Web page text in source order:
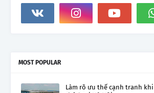
MOST POPULAR
Làm rõ ưu thế cạnh tranh